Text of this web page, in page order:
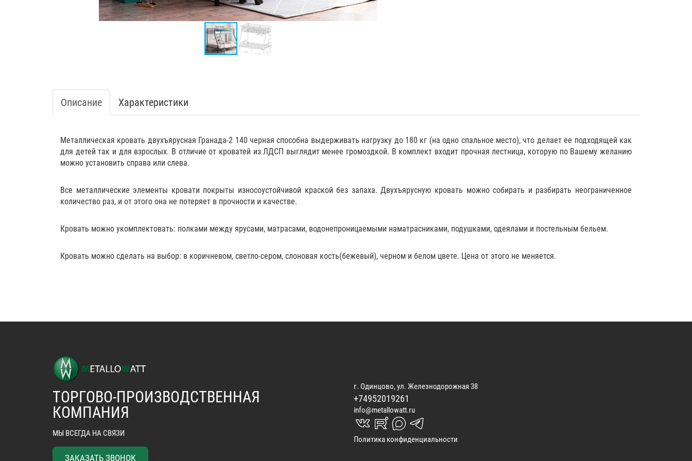
Описание Характеристики
Металлическая кровать двухъярусная Гранада-2 140 черная способна выдерживать нагрузку до 180 кг (на одно спальное место), что делает ее подходящей как
для детей так и для взрослых. В отличие от кроватей из ЛДСП выглядит менее громоздкой. В комплект входит прочная лестница, которую по Вашему желанию
можно установить справа или слева.
Все металлические элементы кровати покрыты износоустойчивой краской без запаха. Двухъярусную кровать можно собирать и разбирать неограниченное
количество раз, и от этого она не потеряет в прочности и качестве.
Кровать можно укомплектовать: полками между ярусами, матрасами, водонепроницаемыми наматрасниками, подушками, одеялами и постельным бельем.
Кровать можно сделать на выбор: в коричневом, светло-сером, слоновая кость(бежевый), черном и белом цвете. Цена от этого не меняется.
ТОРГОВО-ПРОИЗВОДСТВЕННАЯ
КОМПАНИЯ
МЫ ВСЕГДА НА СВЯЗИ
ЗАКАЗАТЬ ЗВОНОК
г. Одинцово, ул. Железнодорожная 38
+74952019261
info@metallowatt.ru
vk_in rutube_in max_s telegrams_in
Политика конфиденциальности